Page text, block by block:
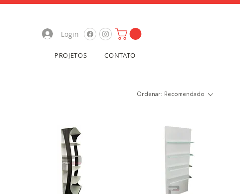
Login
PROJETOS CONTATO
Ordenar: Recomendado